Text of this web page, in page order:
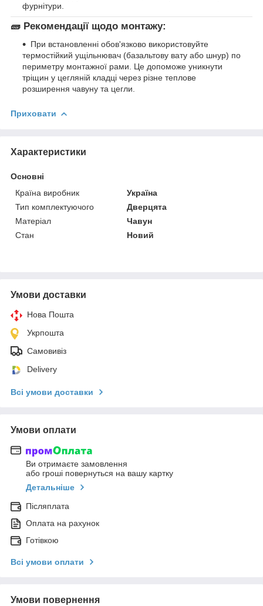
фурнітури.
🧱 Рекомендації щодо монтажу:
При встановленні обов'язково використовуйте
термостійкий ущільнювач (базальтову вату або шнур) по
периметру монтажної рами. Це допоможе уникнути
тріщин у цегляній кладці через різне теплове
розширення чавуну та цегли.
Приховати
Характеристики
Основні
Країна виробник
Україна
Тип комплектуючого
Дверцята
Матеріал
Чавун
Стан
Новий
Умови доставки
Нова Пошта
Укрпошта
Самовивіз
Delivery
Всі умови доставки
Умови оплати
Ви отримаєте замовлення
або гроші повернуться на вашу картку
Детальніше
Післяплата
Оплата на рахунок
Готівкою
Всі умови оплати
Умови повернення